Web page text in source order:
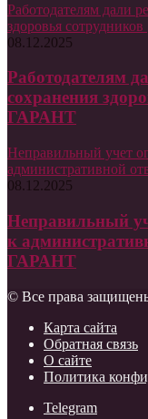
Работодателям дали
здоровья
08.12.2025
Работодателям
сохранения
ГАРАНТ
Неправильный учет
административной
08.12.2025
Неправильный
к
ГАРАНТ
© Все права
Карта сайта
Обратная связь
О сайте
Политика
Telegram